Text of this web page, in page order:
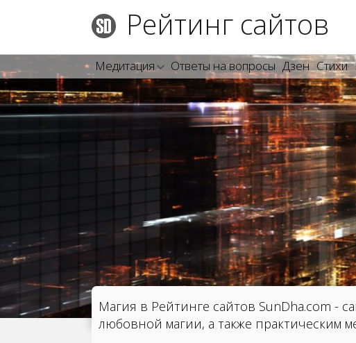
Рейтинг сайтов
Медитация Ответы на вопросы Дзен Стихи
Магия в Рейтинге сайтов SunDha.com -
любовной магии, а также практическим